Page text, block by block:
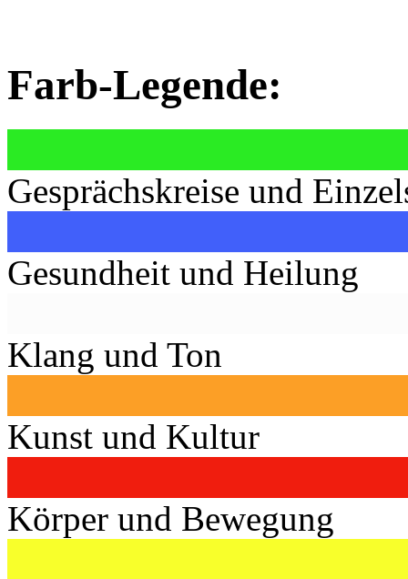
Farb-Legende:
Gesprächskreise und
Gesundheit und Heilung
Klang und Ton
Kunst und Kultur
Körper und Bewegung